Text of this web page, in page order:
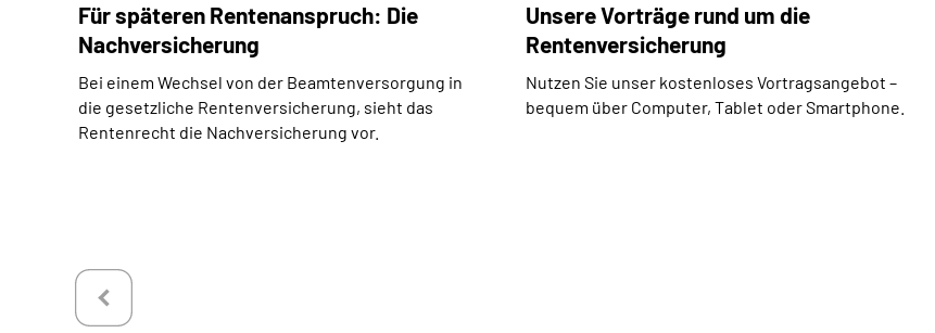
Für späteren Rentenanspruch: Die
Nachversicherung
Bei einem Wechsel von der Beamtenversorgung in
die gesetzliche Rentenversicherung, sieht das
Rentenrecht die Nachversicherung vor.
Unsere Vorträge rund um die
Rentenversicherung
Nutzen Sie unser kostenloses Vortragsangebot –
bequem über Computer, Tablet oder Smartphone.